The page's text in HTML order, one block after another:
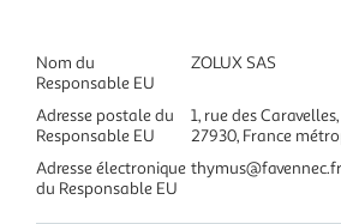
Nom du
Responsable EU
ZOLUX SAS
Adresse postale du
Responsable EU
1, rue des
27930, France
Adresse électronique
du Responsable EU
thymus@favennec.fr